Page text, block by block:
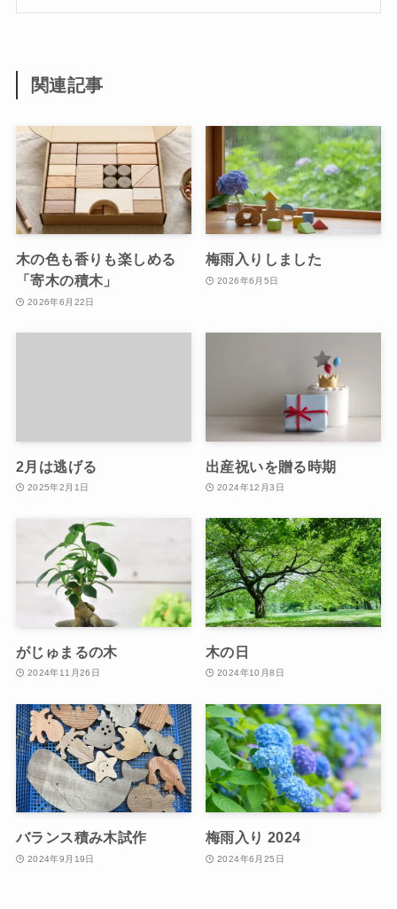
関連記事
木の色も香りも楽しめる
「寄木の積木」
2026年6月22日
梅雨入りしました
2026年6月5日
2月は逃げる
2025年2月1日
出産祝いを贈る時期
2024年12月3日
がじゅまるの木
2024年11月26日
木の日
2024年10月8日
バランス積み木試作
2024年9月19日
梅雨入り 2024
2024年6月25日